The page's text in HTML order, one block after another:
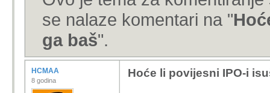
se nalaze komentari na "
ga baš".
HCMAA
8 godina
Hoće li povijesni IPO-i